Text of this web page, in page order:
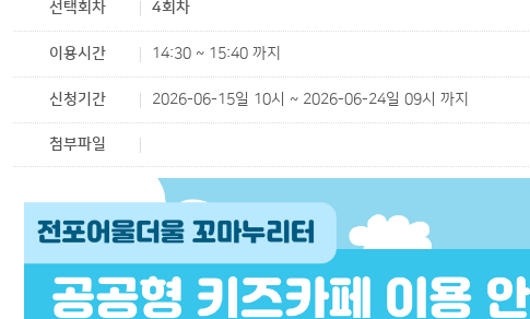
선택회차 4회차
이용시간 14:30 ~ 15:40 까지
신청기간 2026-06-15일 10시 ~ 2026-06-24일 09시 까지
첨부파일